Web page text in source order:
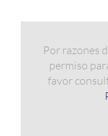
Por razones
permiso
favor